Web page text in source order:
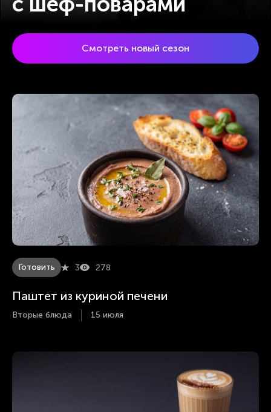
Смотреть новый сезон
Готовить 3 278
Паштет из куриной печени
Вторые блюда 15 июля